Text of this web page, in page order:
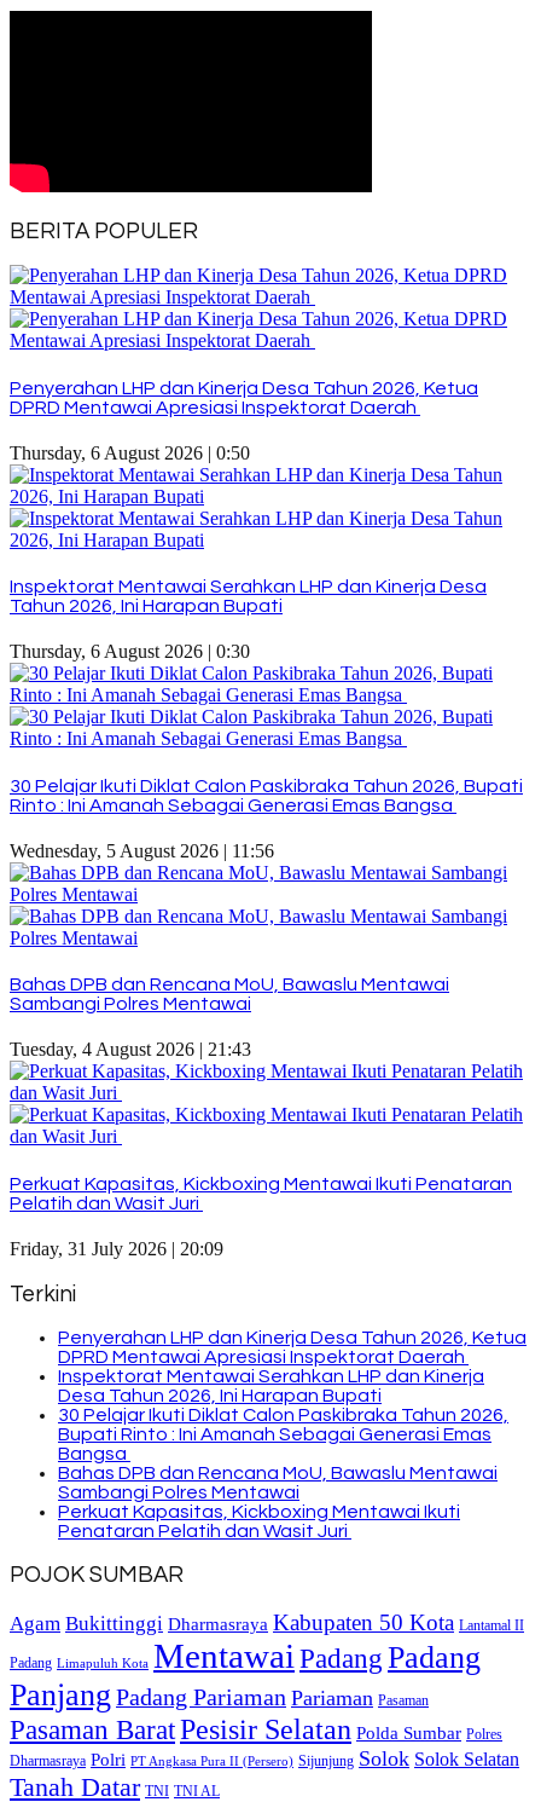
BERITA POPULER
Penyerahan LHP dan Kinerja Desa Tahun 2026, Ketua
DPRD Mentawai Apresiasi Inspektorat Daerah
Thursday, 6 August 2026 | 0:50
Inspektorat Mentawai Serahkan LHP dan Kinerja Desa
Tahun 2026, Ini Harapan Bupati
Thursday, 6 August 2026 | 0:30
30 Pelajar Ikuti Diklat Calon Paskibraka Tahun 2026, Bupati
Rinto : Ini Amanah Sebagai Generasi Emas Bangsa
Wednesday, 5 August 2026 | 11:56
Bahas DPB dan Rencana MoU, Bawaslu Mentawai
Sambangi Polres Mentawai
Tuesday, 4 August 2026 | 21:43
Perkuat Kapasitas, Kickboxing Mentawai Ikuti Penataran
Pelatih dan Wasit Juri
Friday, 31 July 2026 | 20:09
Terkini
Penyerahan LHP dan Kinerja Desa Tahun 2026, Ketua
DPRD Mentawai Apresiasi Inspektorat Daerah
Inspektorat Mentawai Serahkan LHP dan Kinerja
Desa Tahun 2026, Ini Harapan Bupati
30 Pelajar Ikuti Diklat Calon Paskibraka Tahun 2026,
Bupati Rinto : Ini Amanah Sebagai Generasi Emas
Bangsa
Bahas DPB dan Rencana MoU, Bawaslu Mentawai
Sambangi Polres Mentawai
Perkuat Kapasitas, Kickboxing Mentawai Ikuti
Penataran Pelatih dan Wasit Juri
POJOK SUMBAR
Agam Bukittinggi Dharmasraya Kabupaten 50 Kota Lantamal II
Padang Limapuluh Kota Mentawai PadangPadang
Panjang Padang Pariaman Pariaman Pasaman
Pasaman BaratPesisir Selatan Polda Sumbar Polres
Dharmasraya Polri PT Angkasa Pura II (Persero) Sijunjung Solok Solok Selatan
Tanah Datar TNI TNI AL